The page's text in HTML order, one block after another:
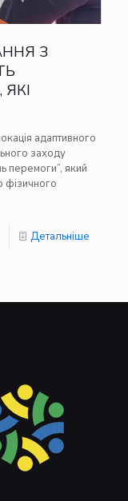
З
адаптивного
заходу
перемоги”, який
фізичного
Детальніше